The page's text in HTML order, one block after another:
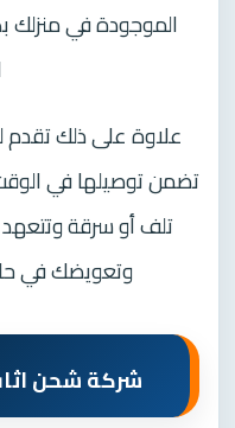
الموجودة في
علاوة على ذلك
تضمن توصيلها في
تلف أو سرقة
وتعويضك في
شركة شحن